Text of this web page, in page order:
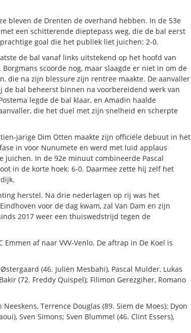
bleven de Drenten de overhand hebben. In de 53e
een schitterende dieptepass weg, die de bal eerst
goal die het publiek liet juichen: 2-0.
de bal vanaf links uitstekend op het hoofd van
scoorde nog, maar slaagde er niet in om de
die na zijn blessure zijn rentree maakte. De aanvaller
bal beheerst binnen na voorbereidend werk van
legde de bal klaar, en Amadin haalde
die het duel met zijn snelheid en scherpte
jarige Dim Otten maakte zijn officiële debuut in het
in voor Nunumete en werd met luid applaus
In de 92e minuut combineerde Pascal
in de korte hoek: 6-0. Daarmee zette hij zelf het
herstel. Na drie nederlagen op rij was het
voor de dag kwam, zal Van Dam en zijn
2017 weer een thuiswedstrijd tegen de
af naar VVV-Venlo. De aftrap in De Koel is
(46. Juliën Mesbahi), Pascal Mulder, Lukas
(72. Freddy Quispel); Filimon Gerezgiher, Romano
Terrence Douglas (89. Siem de Moes); Dyon
Sven Simons; Sven Blummel (46. Clint Essers),